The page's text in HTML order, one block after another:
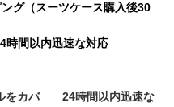
グ（スーツケース購入後30
時間以内迅速な対応
をカバ
24時間以内迅速な